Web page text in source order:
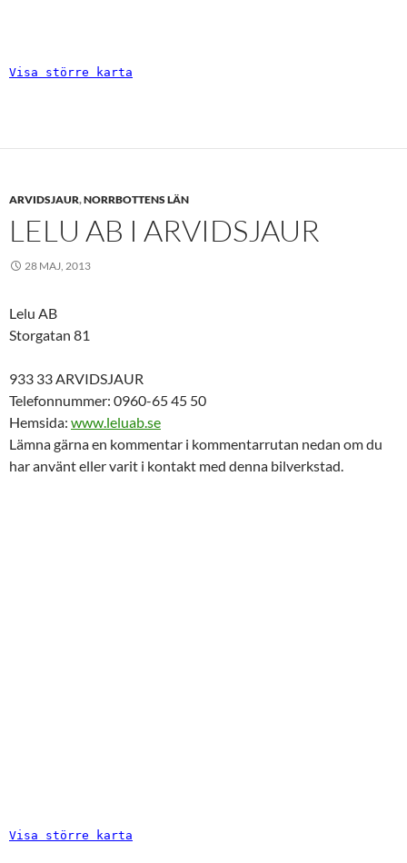
Visa större karta
ARVIDSJAUR,NORRBOTTENS LÄN
LELU AB I ARVIDSJAUR
28 MAJ, 2013
Lelu AB
Storgatan 81
933 33 ARVIDSJAUR
Telefonnummer: 0960-65 45 50
Hemsida: www.leluab.se
Lämna gärna en kommentar i kommentarrutan nedan om du
har använt eller varit i kontakt med denna bilverkstad.
Visa större karta